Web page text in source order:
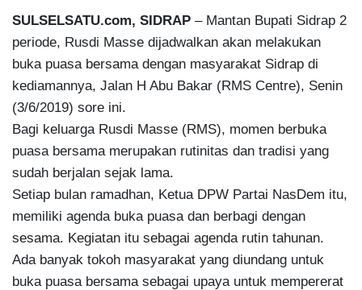
SULSELSATU.com, SIDRAP – Mantan Bupati Sidrap 2
periode, Rusdi Masse dijadwalkan akan melakukan
buka puasa bersama dengan masyarakat Sidrap di
kediamannya, Jalan H Abu Bakar (RMS Centre), Senin
(3/6/2019) sore ini.
Bagi keluarga Rusdi Masse (RMS), momen berbuka
puasa bersama merupakan rutinitas dan tradisi yang
sudah berjalan sejak lama.
Setiap bulan ramadhan, Ketua DPW Partai NasDem itu,
memiliki agenda buka puasa dan berbagi dengan
sesama. Kegiatan itu sebagai agenda rutin tahunan.
Ada banyak tokoh masyarakat yang diundang untuk
buka puasa bersama sebagai upaya untuk mempererat